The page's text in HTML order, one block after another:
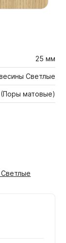
25 мм
Светлые
(Поры матовые)